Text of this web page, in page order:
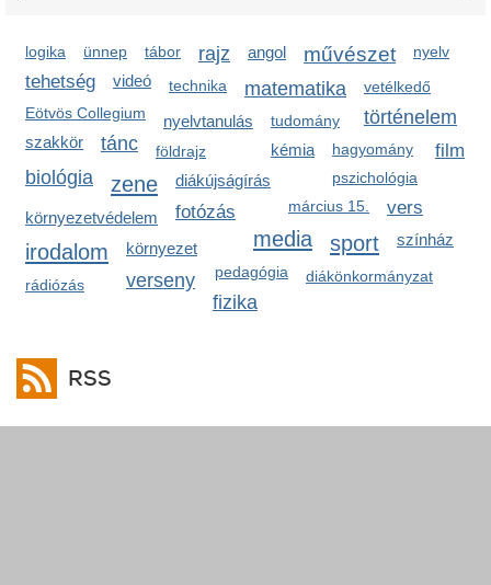
logika ünnep tábor rajz angol művészet
tehetség
nyelv
videó technika matematika
Eötvös Collegium
vetélkedő
történelem
nyelvtanulás tudomány
szakkör tánc kémia hagyomány
földrajz
biológia pszichológia
zene diákújságírás
március 15.
környezetvédelem vers
fotózás
media sport
irodalom színház
környezet
film
pedagógia diákönkormányzat
verseny
rádiózás
fizika
RSS